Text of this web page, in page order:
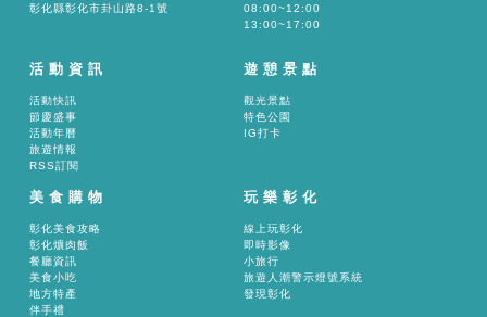
彰化縣彰化市卦山路8-1號
08:00~12:00
13:00~17:00
活動資訊
活動快訊
節慶盛事
活動年曆
旅遊情報
RSS訂閱
遊憩景點
觀光景點
特色公園
IG打卡
美食購物
彰化美食攻略
彰化爌肉飯
餐廳資訊
美食小吃
地方特產
伴手禮
玩樂彰化
線上玩彰化
即時影像
小旅行
旅遊人潮警示燈號系統
發現彰化